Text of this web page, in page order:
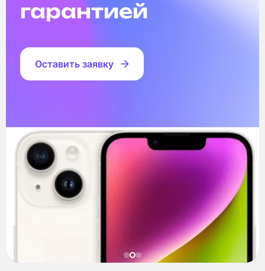
гарантией
Оставить заявку